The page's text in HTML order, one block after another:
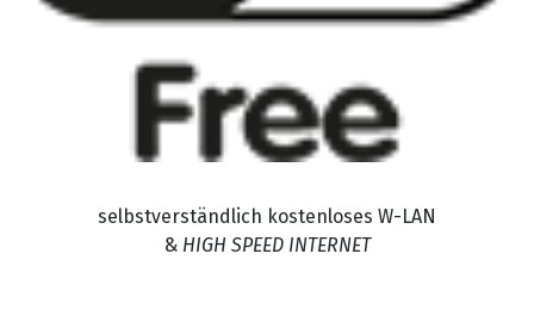
selbstverständlich kostenloses W-LAN
& HIGH SPEED INTERNET